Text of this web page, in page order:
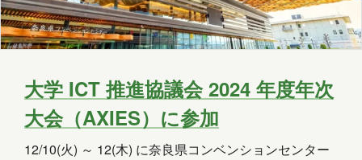
大学 ICT 推進協議会 2024 年度年次
大会（AXIES）に参加
12/10(火) ～ 12(木) に奈良県コンベンションセンター